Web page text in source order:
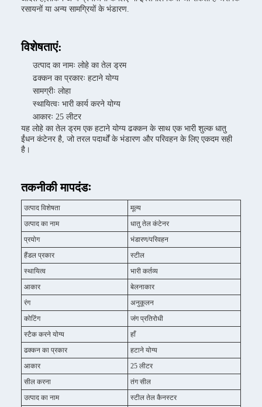
रसायनों या अन्य सामग्रियों के भंडारण.
विशेषताएं:
उत्पाद का नामः लोहे का तेल ड्रम
ढक्कन का प्रकारः हटाने योग्य
सामग्रीः लोहा
स्थायित्वः भारी कार्य करने योग्य
आकारः 25 लीटर
यह लोहे का तेल ड्रम एक हटाने योग्य ढक्कन के साथ एक भारी शुल्क धातु
ईंधन कंटेनर है, जो तरल पदार्थों के भंडारण और परिवहन के लिए एकदम सही
है।
तकनीकी मापदंडः
उत्पाद विशेषता
मूल्य
उत्पाद का नाम
धातु तेल कंटेनर
प्रयोग
भंडारण/परिवहन
हैंडल प्रकार
स्टील
स्थायित्व
भारी कर्तव्य
आकार
बेलनाकार
रंग
अनुकूलन
कोटिंग
जंग प्रतिरोधी
स्टैक करने योग्य
हाँ
ढक्कन का प्रकार
हटाने योग्य
आकार
25 लीटर
सील करना
तंग सील
उत्पाद का नाम
स्टील तेल कैनस्टर